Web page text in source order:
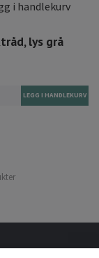
i handlekurv
lys grå